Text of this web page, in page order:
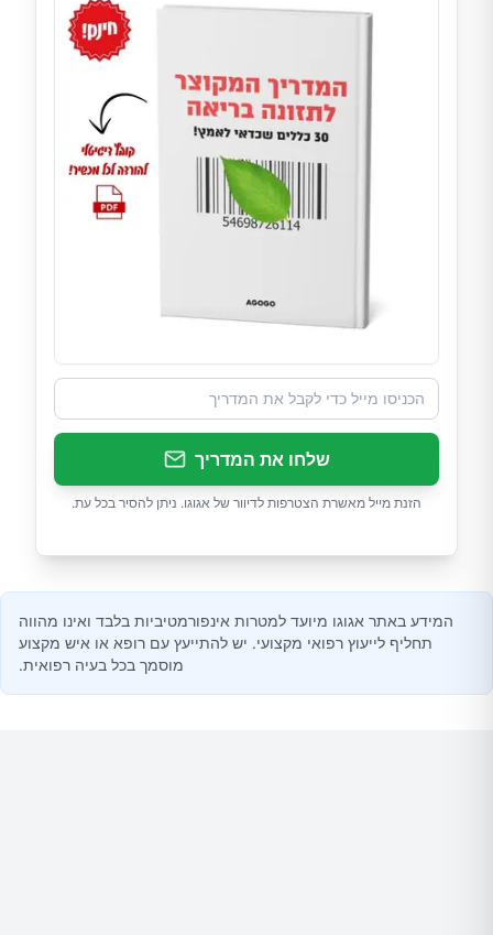
שלחו את המדריך
הזנת מייל מאשרת הצטרפות לדיוור של אגוגו. ניתן להסיר בכל עת.
המידע באתר אגוגו מיועד למטרות אינפורמטיביות בלבד ואינו מהווה
תחליף לייעוץ רפואי מקצועי. יש להתייעץ עם רופא או איש מקצוע
מוסמך בכל בעיה רפואית.